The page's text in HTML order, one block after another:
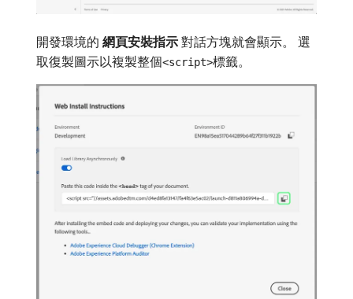
開發環境的​ 網頁安裝指示 ​對話方塊就會顯示。 選
取復製圖示以複製整個<script>標籤。